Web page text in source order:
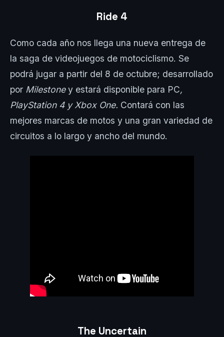
Ride 4
Como cada año nos llega una nueva entrega de
la saga de videojuegos de motociclismo. Se
podrá jugar a partir del 8 de octubre; desarrollado
por Milestoney estará disponible para PC,
PlayStation 4yXbox One. Contará con las
mejores marcas de motos y una gran variedad de
circuitos a lo largo y ancho del mundo.
The Uncertain